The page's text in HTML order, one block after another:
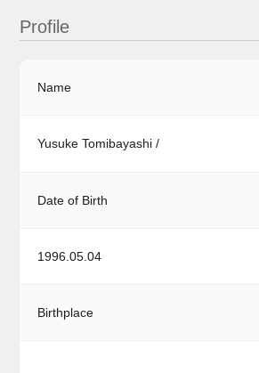
Profile
Name
Yusuke Tomibayashi /
Date of Birth
1996.05.04
Birthplace